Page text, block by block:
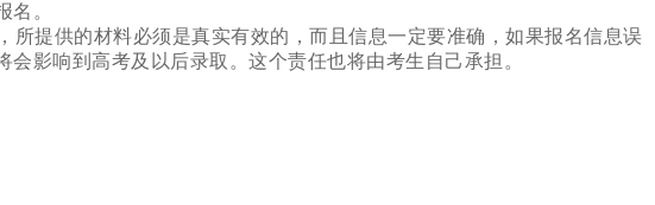
名。
提供的材料必须是真实有效的，而且信息一定要准确，如果报名信息误
影响到高考及以后录取。这个责任也将由考生自己承担。